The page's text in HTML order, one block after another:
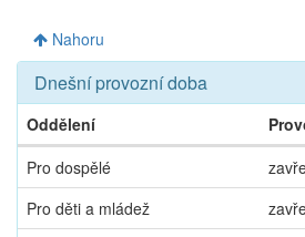
Nahoru
Dnešní provozní doba
Dnešní
provozní
doba
Oddělení
Pro dospělé
Pro děti a mládež